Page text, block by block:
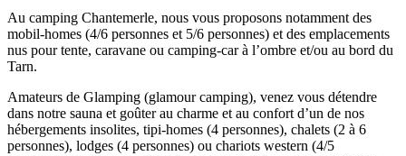
Au camping Chantemerle, nous vous proposons notamment des
mobil-homes (4/6 personnes et 5/6 personnes) et des emplacements
nus pour tente, caravane ou camping-car à l’ombre et/ou au bord du
Tarn.
Amateurs de Glamping (glamour camping), venez vous détendre
dans notre sauna et goûter au charme et au confort d’un de nos
hébergements insolites, tipi-homes (4 personnes), chalets (2 à 6
personnes), lodges (4 personnes) ou chariots western (4/5